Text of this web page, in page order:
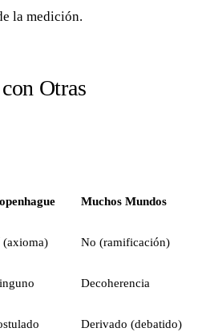
la medición.
Otras
Muchos Mundos
(axioma) No (ramificación)
Decoherencia
Derivado (debatido)